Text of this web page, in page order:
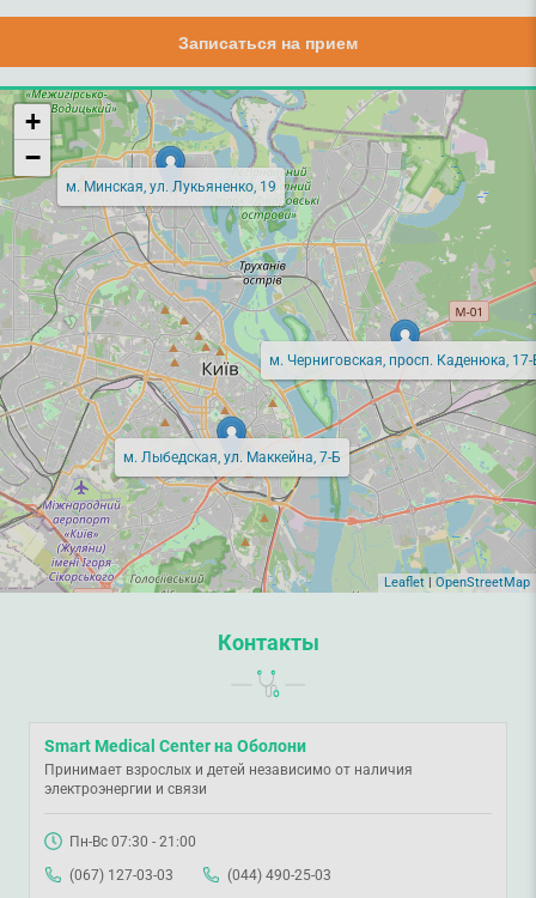
Записаться на прием
м. Минская, ул. Лукьяненко, 19
м. Лыбедская, ул. Маккейна, 7-Б
м. Черниговская, просп. Каденюка, 17-
+
−
Leaflet OpenStreetMap
Контакты
Smart Medical Center на Оболони
Принимает взрослых и детей независимо от наличия
электроэнергии и связи
Пн-Вс 07:30 - 21:00
(067) 127-03-03
(044) 490-25-03